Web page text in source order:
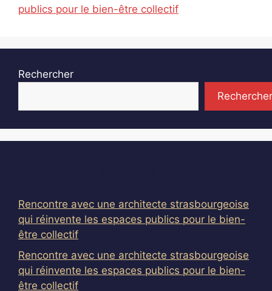
publics pour le bien-être collectif
Rechercher
Rechercher
Rencontre avec une architecte strasbourgeoise
qui réinvente les espaces publics pour le bien-
être collectif
Rencontre avec une architecte strasbourgeoise
qui réinvente les espaces publics pour le bien-
être collectif